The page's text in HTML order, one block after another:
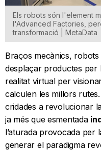
Els robots són l'element
l'Advanced Factories,
transformació | MetaData
Braços mecànics,
desplaçar productes per
realitat virtual per
calculen les millors
cridades a revolucionar
ja més que esmentada
l’aturada provocada per
generar el paradigma